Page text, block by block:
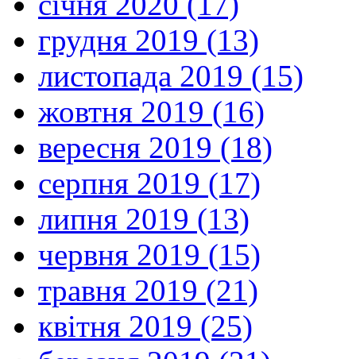
грудня 2019 (13)
листопада 2019 (15)
жовтня 2019 (16)
вересня 2019 (18)
серпня 2019 (17)
липня 2019 (13)
червня 2019 (15)
травня 2019 (21)
квітня 2019 (25)